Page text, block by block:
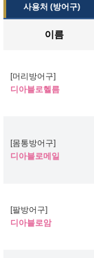
사용처 (방어구)
이름
[머리방어구]
디아블로헬름
[몸통방어구]
디아블로메일
[팔방어구]
디아블로암